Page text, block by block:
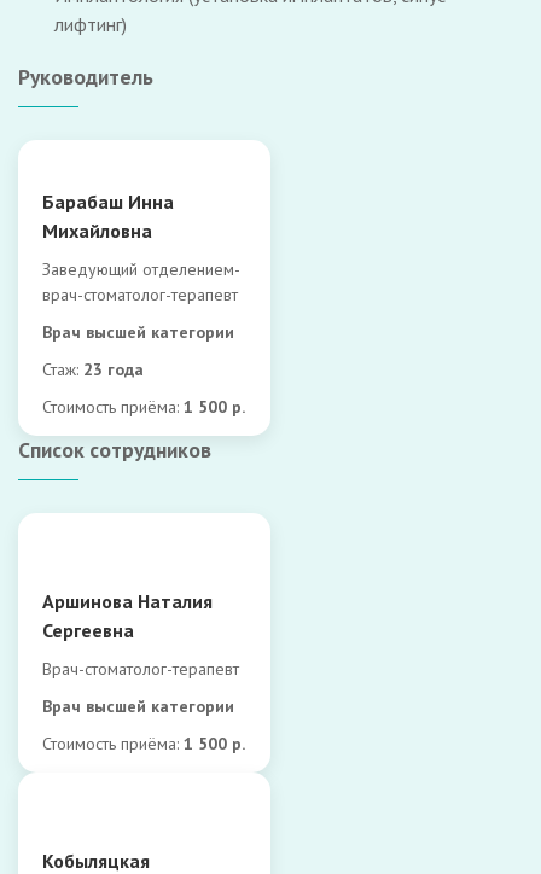
лифтинг)
Руководитель
Барабаш Инна
Михайловна
Заведующий отделением-
врач-стоматолог-терапевт
Врач высшей категории
Стаж: 23 года
Стоимость приёма: 1 500 р.
Список сотрудников
Аршинова Наталия
Сергеевна
Врач-стоматолог-терапевт
Врач высшей категории
Стоимость приёма: 1 500 р.
Кобыляцкая